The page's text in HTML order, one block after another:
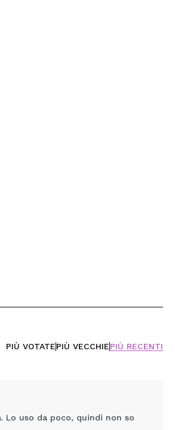
PIÙ VOTATEPIÙ VECCHIEPIÙ RECENTI
Lo uso da poco, quindi non so